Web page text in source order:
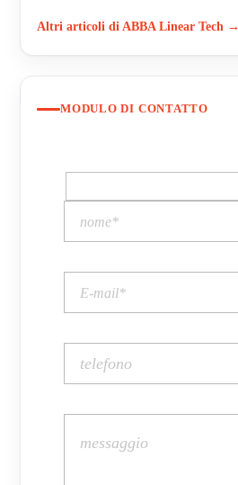
Altri articoli di ABBA Linear Tech →
MODULO DI CONTATTO